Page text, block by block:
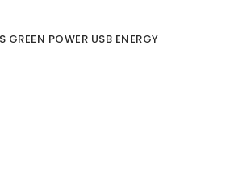
GREEN POWER USB ENERGY